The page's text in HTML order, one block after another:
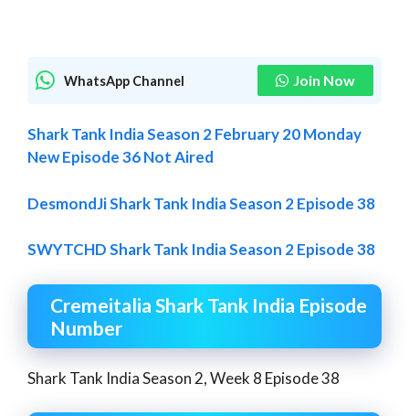
WhatsApp Channel Join Now
Shark Tank India Season 2 February 20 Monday
New Episode 36 Not Aired
DesmondJi Shark Tank India Season 2 Episode 38
SWYTCHD Shark Tank India Season 2 Episode 38
Cremeitalia Shark Tank India Episode
Number
Shark Tank India Season 2, Week 8 Episode 38